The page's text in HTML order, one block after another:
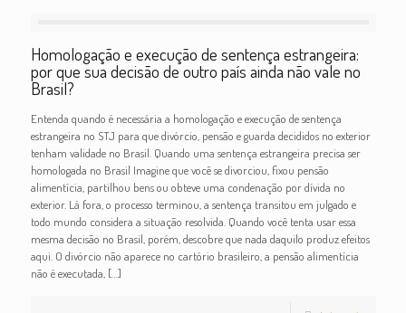
Homologação e execução de sentença estrangeira:
por que sua decisão de outro país ainda não vale no
Brasil?
Entenda quando é necessária a homologação e execução de sentença
estrangeira no STJ para que divórcio, pensão e guarda decididos no exterior
tenham validade no Brasil. Quando uma sentença estrangeira precisa ser
homologada no Brasil Imagine que você se divorciou, fixou pensão
alimentícia, partilhou bens ou obteve uma condenação por dívida no
exterior. Lá fora, o processo terminou, a sentença transitou em julgado e
todo mundo considera a situação resolvida. Quando você tenta usar essa
mesma decisão no Brasil, porém, descobre que nada daquilo produz efeitos
aqui. O divórcio não aparece no cartório brasileiro, a pensão alimentícia
não é executada, […]